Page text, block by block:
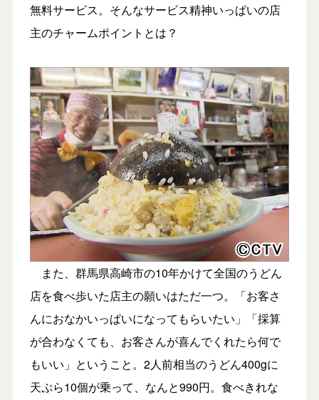
無料サービス。そんなサービス精神いっぱいの店
主のチャームポイントとは？
また、群馬県高崎市の10年かけて全国のうどん
店を食べ歩いた店主の願いはただ一つ。「お客さ
んにおなかいっぱいになってもらいたい」「採算
が合わなくても、お客さんが喜んでくれたら何で
もいい」ということ。2人前相当のうどん400gに
天ぷら10個が乗って、なんと990円。食べきれな